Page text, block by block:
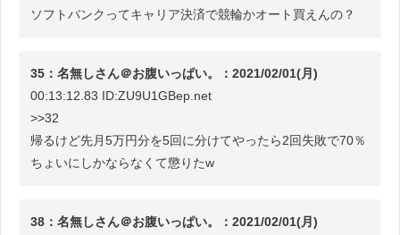
ソフトバンクってキャリア決済で競輪かオート買えんの？
35：名無しさん＠お腹いっぱい。：2021/02/01(月)
00:13:12.83 ID:ZU9U1GBep.net
>>32
帰るけど先月5万円分を5回に分けてやったら2回失敗で70％
ちょいにしかならなくて懲りたw
38：名無しさん＠お腹いっぱい。：2021/02/01(月)